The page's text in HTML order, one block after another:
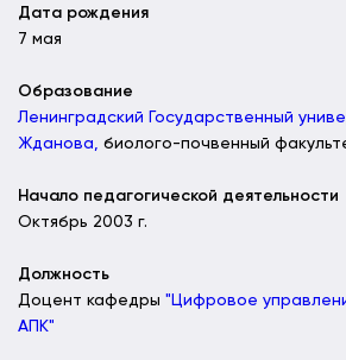
Дата рождения
7 мая
Образование
Ленинградский Государственный
Жданова, биолого-почвенный
Начало педагогической деятельности
Октябрь 2003 г.
Должность
Доцент кафедры "Цифровое
АПК"